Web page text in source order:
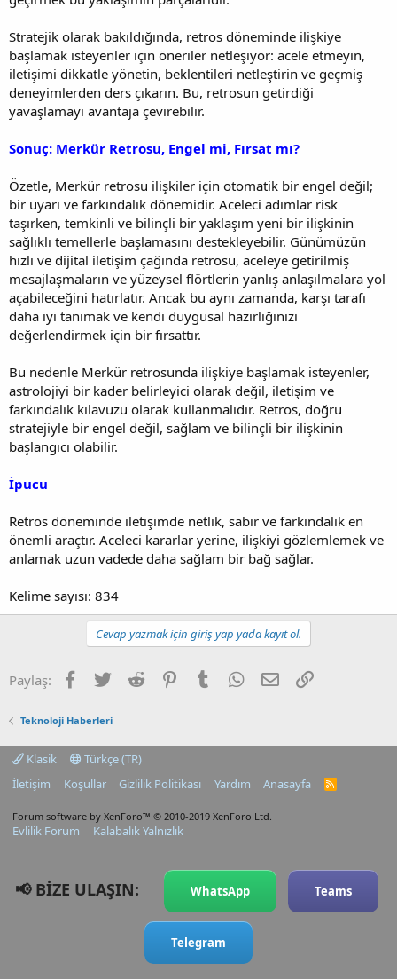
Stratejik olarak bakıldığında, retros döneminde ilişkiye
başlamak isteyenler için öneriler netleşiyor: acele etmeyin,
iletişimi dikkatle yönetin, beklentileri netleştirin ve geçmiş
deneyimlerden ders çıkarın. Bu, retrosun getirdiği
yavaşlamayı avantaja çevirebilir.
Sonuç: Merkür Retrosu, Engel mi, Fırsat mı?
Özetle, Merkür retrosu ilişkiler için otomatik bir engel değil;
bir uyarı ve farkındalık dönemidir. Aceleci adımlar risk
taşırken, temkinli ve bilinçli bir yaklaşım yeni bir ilişkinin
sağlıklı temellerle başlamasını destekleyebilir. Günümüzün
hızlı ve dijital iletişim çağında retrosu, aceleye getirilmiş
mesajlaşmaların ve yüzeysel flörtlerin yanlış anlaşılmalara yol
açabileceğini hatırlatır. Ancak bu aynı zamanda, karşı tarafı
daha iyi tanımak ve kendi duygusal hazırlığınızı
değerlendirmek için bir fırsattır.
Bu nedenle Merkür retrosunda ilişkiye başlamak isteyenler,
astrolojiyi bir kader belirleyici olarak değil, iletişim ve
farkındalık kılavuzu olarak kullanmalıdır. Retros, doğru
stratejiyle bir engel değil, sağlam ve bilinçli bir ilişkinin
başlangıcı olabilir.
İpucu
Retros döneminde iletişimde netlik, sabır ve farkındalık en
önemli araçtır. Aceleci kararlar yerine, ilişkiyi gözlemlemek ve
anlamak uzun vadede daha sağlam bir bağ sağlar.
Kelime sayısı: 834
Cevap yazmak için giriş yap yada kayıt ol.
Paylaş: Facebook
TwitterReddit PinterestTumblrWhatsApp
E-postaLink
Teknoloji Haberleri
Klasik
Türkçe (TR)
İletişim
Koşullar Gizlilik Politikası Yardım Anasayfa
R
Forum software by XenForo™ © 2010-2019 XenForo Ltd.
Evlilik Forum Kalabalık Yalnızlık
📢 BİZE ULAŞIN: WhatsApp Teams
Telegram